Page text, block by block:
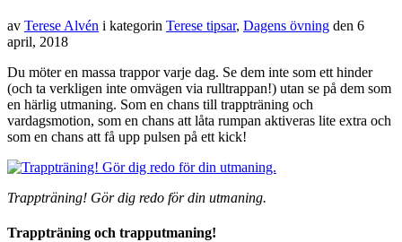
av Terese Alvén i kategorin Terese tipsar, Dagens övning den 6
april, 2018
Du möter en massa trappor varje dag. Se dem inte som ett hinder
(och ta verkligen inte omvägen via rulltrappan!) utan se på dem som
en härlig utmaning. Som en chans till trappträning och
vardagsmotion, som en chans att låta rumpan aktiveras lite extra och
som en chans att få upp pulsen på ett kick!
Trappträning! Gör dig redo för din utmaning.
Trappträning och trapputmaning!